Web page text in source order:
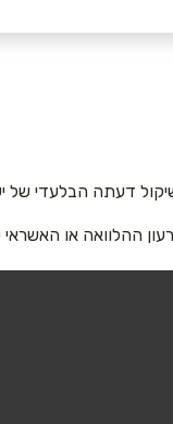
דעתה הבלעדי של
ההלוואה או האשראי